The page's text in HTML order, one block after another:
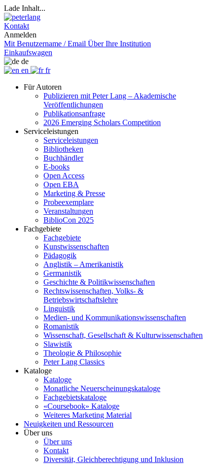
Lade Inhalt...
Kontakt
Anmelden
Mit Benutzername / Email Über Ihre Institution
Einkaufswagen
de
en
fr
Für Autoren
Publizieren mit Peter Lang – Akademische
Veröffentlichungen
Publikationsanfrage
2026 Emerging Scholars Competition
Serviceleistungen
Serviceleistungen
Bibliotheken
Buchhändler
E-books
Open Access
Open EBA
Marketing & Presse
Probeexemplare
Veranstaltungen
BiblioCon 2025
Fachgebiete
Fachgebiete
Kunstwissenschaften
Pädagogik
Anglistik – Amerikanistik
Germanistik
Geschichte & Politikwissenschaften
Rechtswissenschaften, Volks- &
Betriebswirtschaftslehre
Linguistik
Medien- und Kommunikationswissenschaften
Romanistik
Wissenschaft, Gesellschaft & Kulturwissenschaften
Slawistik
Theologie & Philosophie
Peter Lang Classics
Kataloge
Kataloge
Monatliche Neuerscheinungskataloge
Fachgebietskataloge
«Coursebook» Kataloge
Weiteres Marketing Material
Neuigkeiten und Ressourcen
Über uns
Über uns
Kontakt
Diversität, Gleichberechtigung und Inklusion